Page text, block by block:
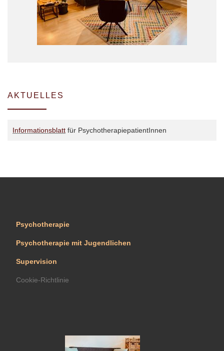
AKTUELLES
Informationsblatt für PsychotherapiepatientInnen
Psychotherapie
Psychotherapie mit Jugendlichen
Supervision
Cookie-Richtlinie